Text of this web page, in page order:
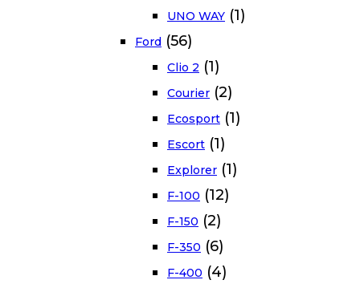
UNO WAY (1)
Ford (56)
Clio 2 (1)
Courier (2)
Ecosport (1)
Escort (1)
Explorer (1)
F-100 (12)
F-150 (2)
F-350 (6)
F-400 (4)